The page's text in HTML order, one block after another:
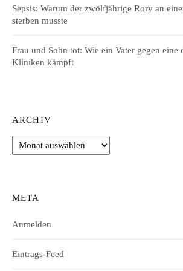
Sepsis: Warum der zwölfjährige Rory an
sterben musste
Frau und Sohn tot: Wie ein Vater gegen eine
Kliniken kämpft
ARCHIV
Archiv
META
Anmelden
Eintrags-Feed